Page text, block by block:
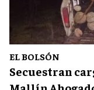
EL BOLSÓN
Secuestran